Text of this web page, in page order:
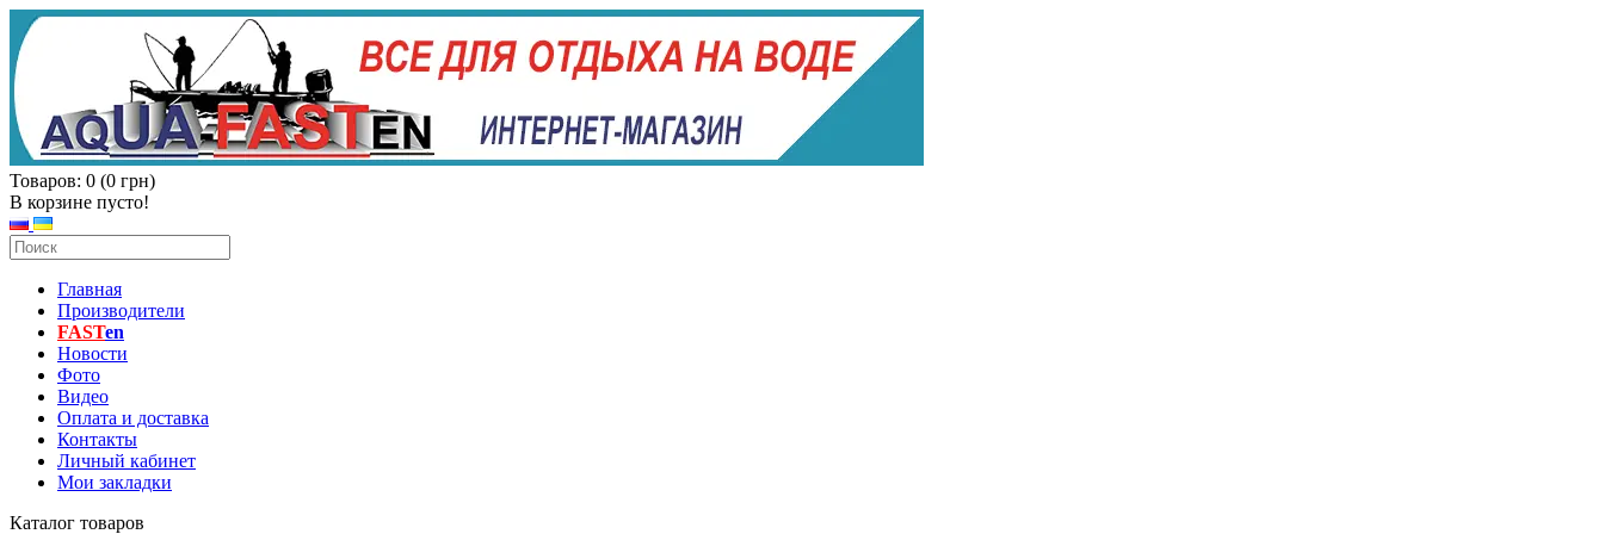
Товаров: 0 (0 грн)
В корзине пусто!
Главная
Производители
FASTen
Новости
Фото
Видео
Оплата и доставка
Контакты
Личный кабинет
Мои закладки
Каталог товаров